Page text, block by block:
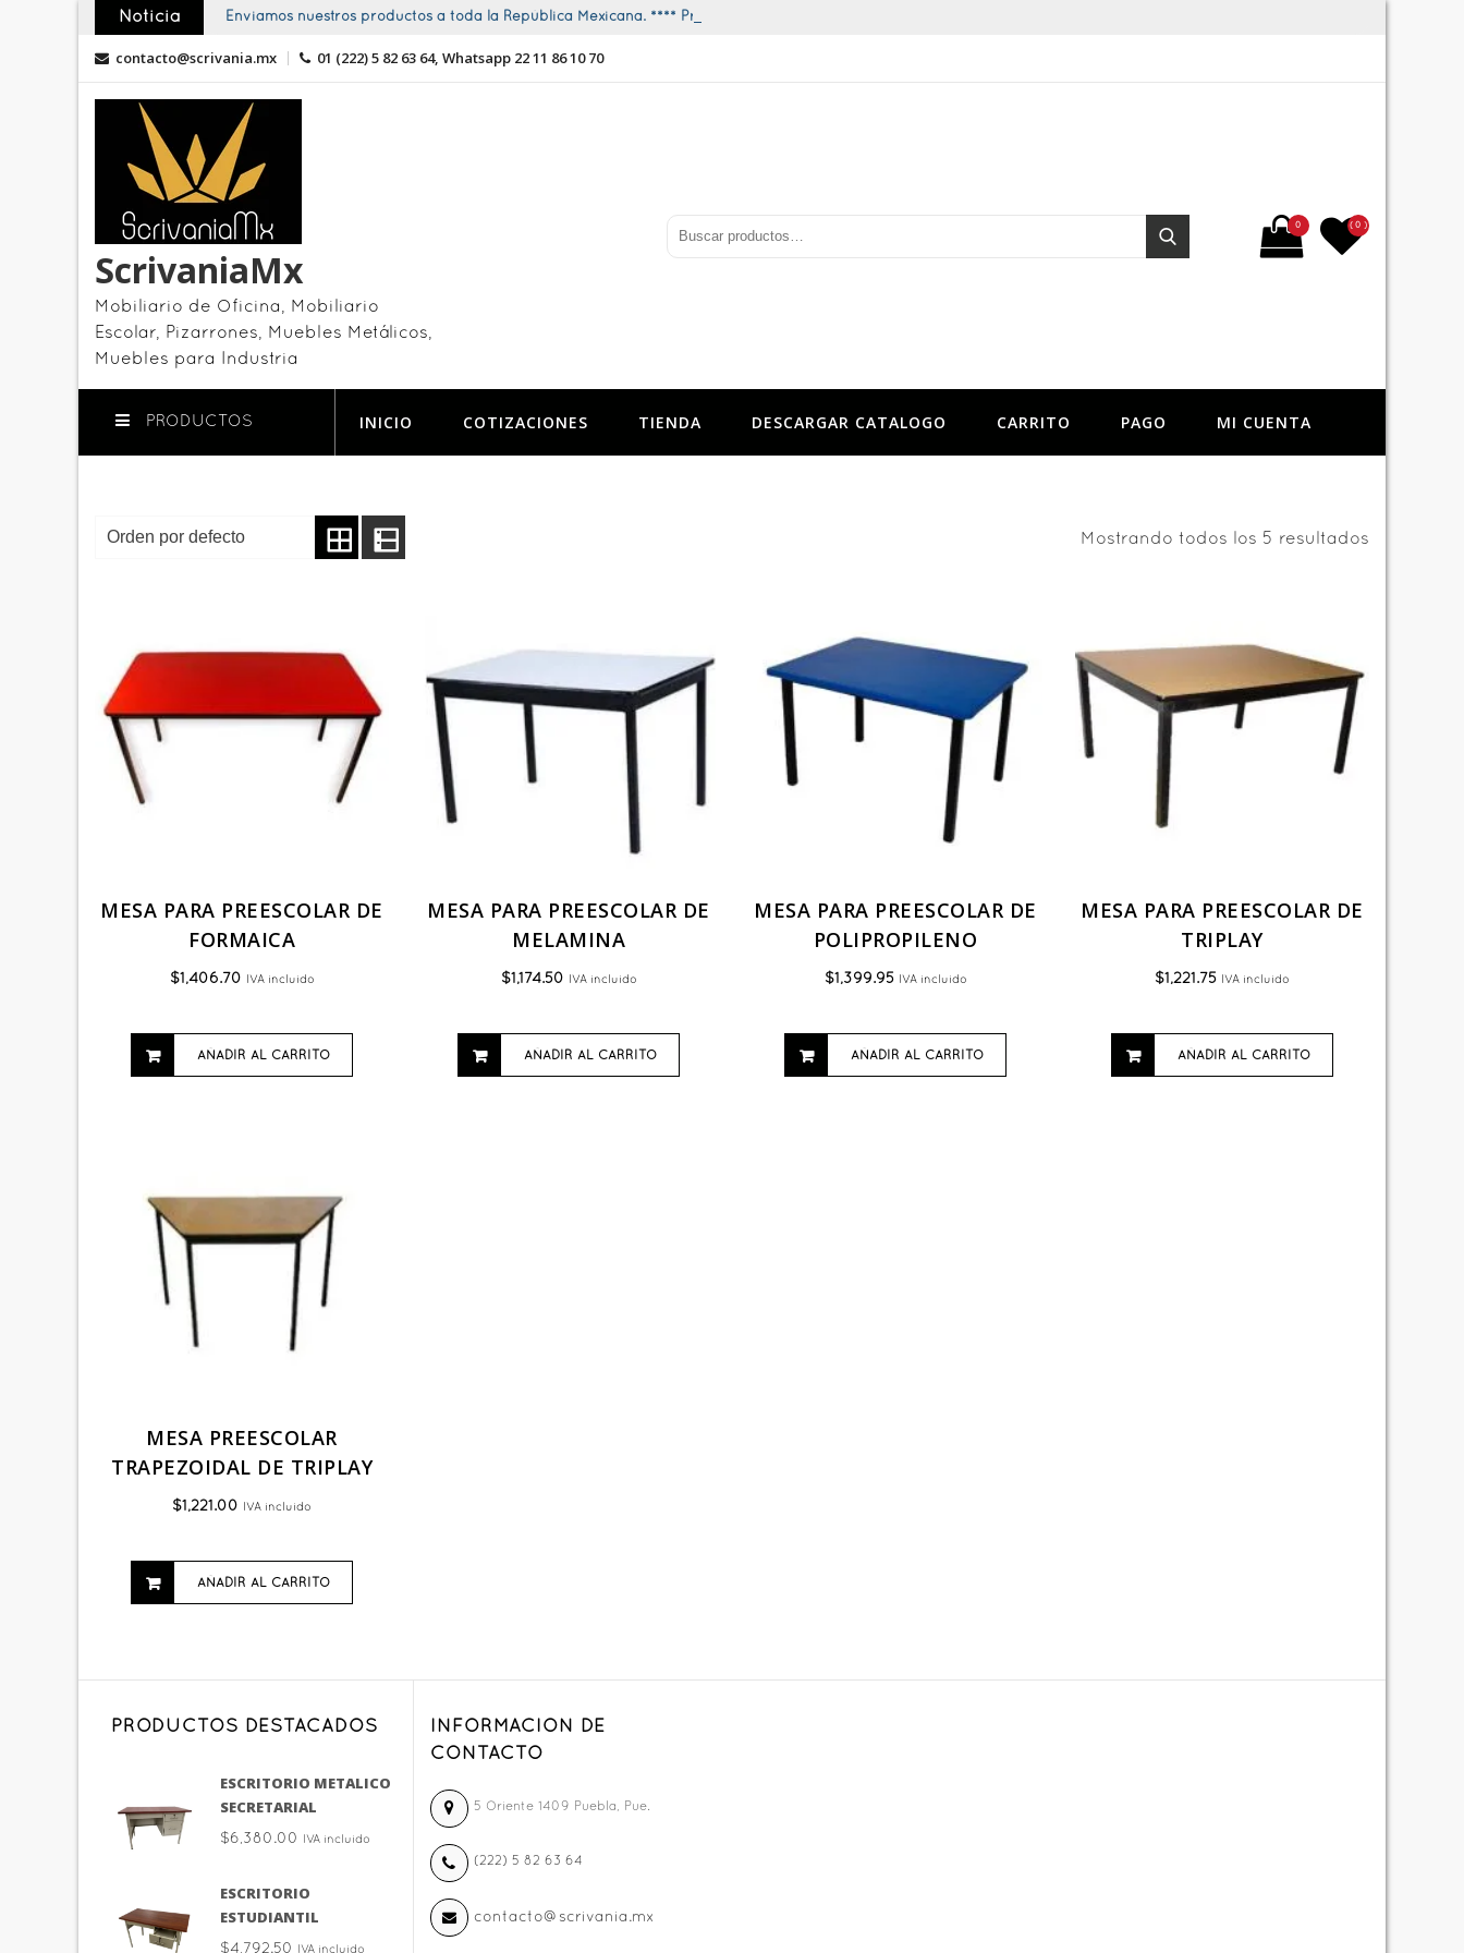
content
Noticia Enviamos nuestros productos a toda la República Mexicana. **** Promociones todo el año ****
contacto@scrivania.mx 01 (222) 5 82 63 64, Whatsapp 22 11 86 10 70
ScrivaniaMx
Mobiliario de Oficina, Mobiliario
Escolar, Pizarrones, Muebles Metálicos,
Muebles para Industria
Buscar por:
Buscar
0 ( 0 )
PRODUCTOS INICIO COTIZACIONES TIENDA DESCARGAR CATALOGO CARRITO PAGO MI CUENTA
Mostrando todos los 5 resultados
MESA PARA PREESCOLAR DE
FORMAICA
$1,406.70 IVA incluido
AÑADIR AL CARRITO
MESA PARA PREESCOLAR DE
MELAMINA
$1,174.50 IVA incluido
AÑADIR AL CARRITO
MESA PARA PREESCOLAR DE
POLIPROPILENO
$1,399.95 IVA incluido
AÑADIR AL CARRITO
MESA PARA PREESCOLAR DE
TRIPLAY
$1,221.75 IVA incluido
AÑADIR AL CARRITO
MESA PREESCOLAR
TRAPEZOIDAL DE TRIPLAY
$1,221.00 IVA incluido
AÑADIR AL CARRITO
PRODUCTOS DESTACADOS
ESCRITORIO METALICO
SECRETARIAL
$6,380.00 IVA incluido
ESCRITORIO
ESTUDIANTIL
$4,792.50 IVA incluido
INFORMACION DE
CONTACTO
5 Oriente 1409 Puebla, Pue.
(222) 5 82 63 64
contacto@scrivania.mx